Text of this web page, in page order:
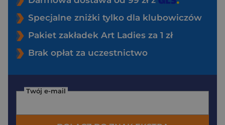
Specjalne zniżki tylko dla klubowiczów
Pakiet zakładek Art Ladies za 1 zł
Brak opłat za uczestnictwo
Twój e-mail